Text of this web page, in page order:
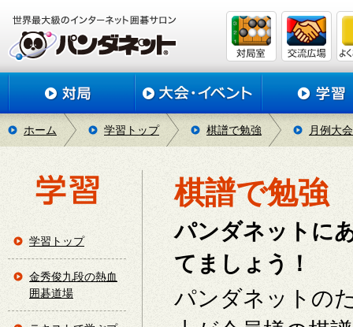
ホーム 学習トップ 棋譜で勉強 月例大
棋譜で勉強
パンダネットに
てましょう！
パンダネットの
学習トップ
金秀俊九段の熱血
囲碁道場